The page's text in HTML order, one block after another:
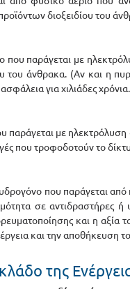
διοξειδίου του
παράγεται με
του άνθρακα. (Αν και η
για χιλιάδες
παράγεται με
που τροφοδοτούν το
υδρογόνο που παράγεται
σε αντιδραστήρες
και η αξία
και την αποθήκευση
της